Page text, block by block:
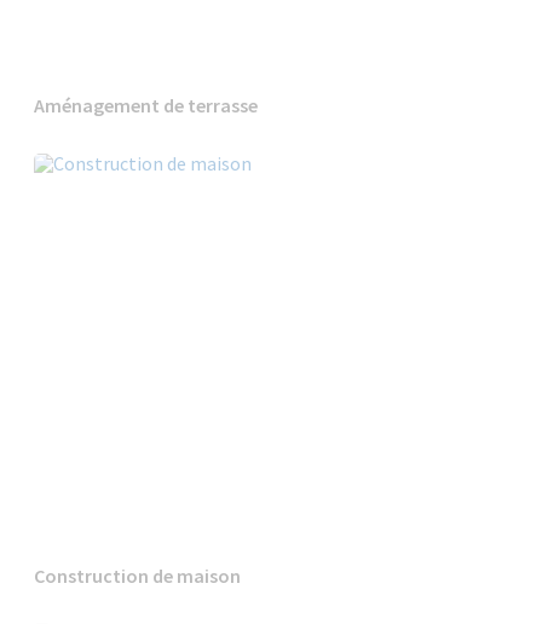
Aménagement de terrasse
Construction de maison